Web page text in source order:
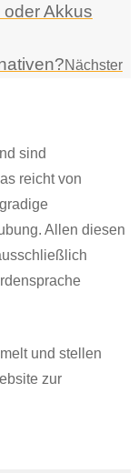
Akkus
Nächster
sind
reicht von
Allen diesen
und stellen
zur